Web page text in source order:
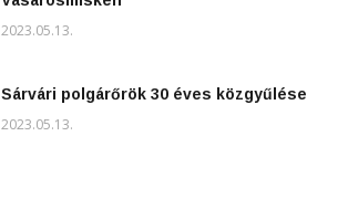
2023.05.13.
Sárvári polgárőrök 30 éves közgyűlése
2023.05.13.